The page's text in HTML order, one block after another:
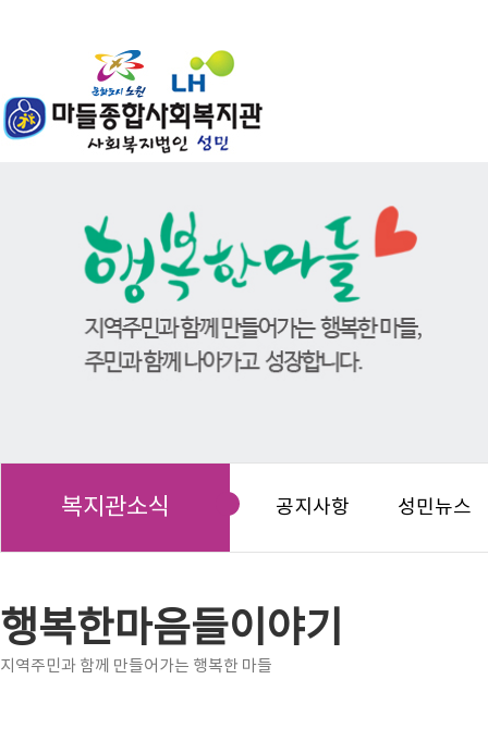
복지관소식 공지사항 성민뉴스
행복한마음들이야기
지역주민과 함께 만들어가는 행복한 마들